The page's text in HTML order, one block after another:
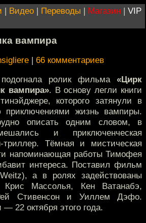
| Видео | Переводы | Магазин | VIP
вампира
| 66 комментариев
ролик фильма «Цирк
вампира». В основу легли книги
которого затянули в
жизнь вампиры.
описать одним словом, в
и приключенческая
Тёмная и мистическая
напоминающая работы Тимофея
интереса. Поставил фильм
а в ролях задействованы
Массолья, Кен Ватанабэ,
Стивенсон и Уиллем Дэфо.
22 октября этого года.